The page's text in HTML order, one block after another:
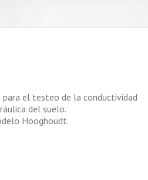
para el testeo de la conductividad
del suelo.
Hooghoudt.